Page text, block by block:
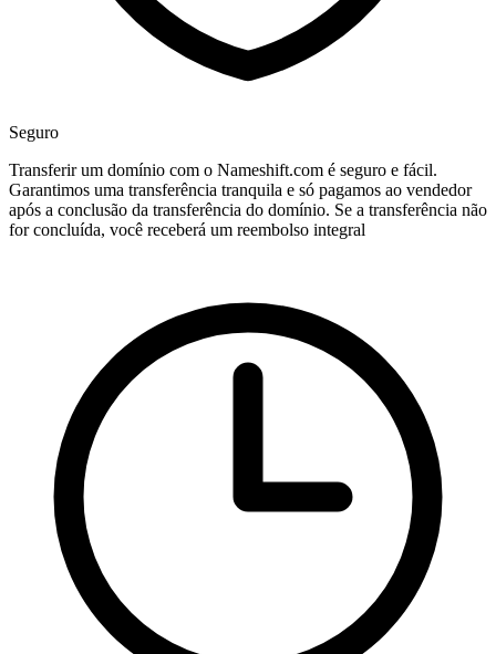
Seguro
Transferir um domínio com o Nameshift.com é seguro e fácil.
Garantimos uma transferência tranquila e só pagamos ao vendedor
após a conclusão da transferência do domínio. Se a transferência não
for concluída, você receberá um reembolso integral